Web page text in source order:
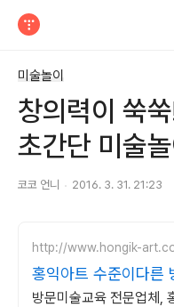
미술놀이
창의력이 쑥
초간단 미술
코코 언니 2016. 3. 31. 21:23
http://www.hongik-
홍익아트 수준이다른
술 예비초등 교과서연
방문미술교육 전문업체,